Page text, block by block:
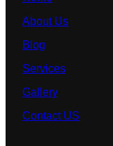
About Us
Blog
Services
Gallery
Contact US